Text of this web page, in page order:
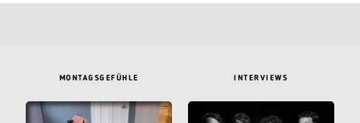
MONTAGSGEFÜHLE INTERVIEWS